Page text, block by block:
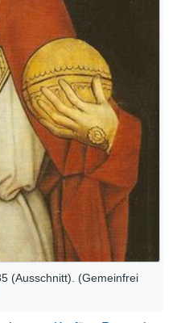
(Ausschnitt). (Gemeinfrei